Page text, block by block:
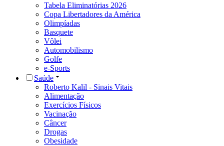
Tabela Eliminatórias 2026
Copa Libertadores da América
Olimpíadas
Basquete
Vôlei
Automobilismo
Golfe
e-Sports
Saúde
Roberto Kalil - Sinais Vitais
Alimentação
Exercícios Físicos
Vacinação
Câncer
Drogas
Obesidade